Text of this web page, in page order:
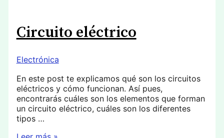
Circuito eléctrico
Electrónica
En este post te explicamos qué son los circuitos
eléctricos y cómo funcionan. Así pues,
encontrarás cuáles son los elementos que forman
un circuito eléctrico, cuáles son los diferentes
tipos …
Circuito